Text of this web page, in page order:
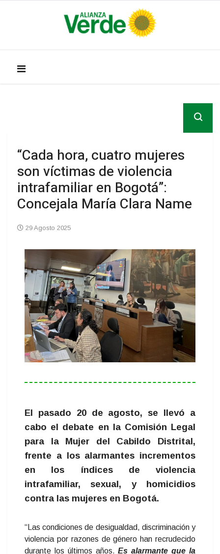
“Cada hora, cuatro mujeres
son víctimas de violencia
intrafamiliar en Bogotá”:
Concejala María Clara Name
29 Agosto 2025
El pasado 20 de agosto, se llevó a
cabo el debate en la Comisión Legal
para la Mujer del Cabildo Distrital,
frente a los alarmantes incrementos
en los índices de violencia
intrafamiliar, sexual, y homicidios
contra las mujeres en Bogotá.
“Las condiciones de desigualdad, discriminación y
violencia por razones de género han recrudecido
durante los últimos años.Es alarmante que la